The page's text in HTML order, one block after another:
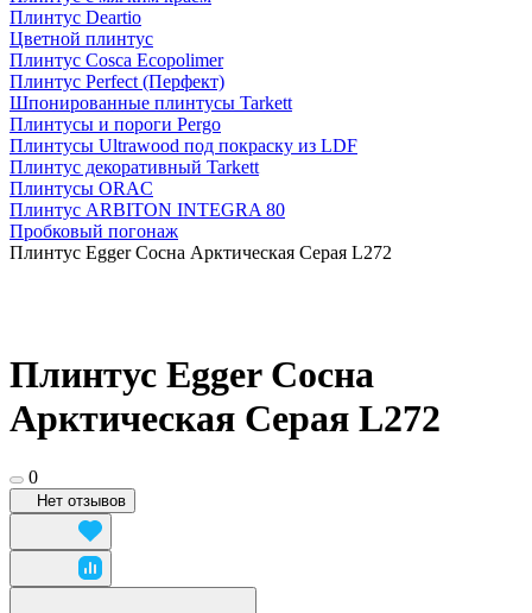
Плинтус Deartio
Цветной плинтус
Плинтус Cosca Ecopolimer
Плинтус Perfect (Перфект)
Шпонированные плинтусы Tarkett
Плинтусы и пороги Pergo
Плинтусы Ultrawood под покраску из LDF
Плинтус декоративный Tarkett
Плинтусы ORAC
Плинтус ARBITON INTEGRA 80
Пробковый погонаж
Плинтус Egger Сосна Арктическая Серая L272
Плинтус Egger Сосна
Арктическая Серая L272
0
Нет отзывов